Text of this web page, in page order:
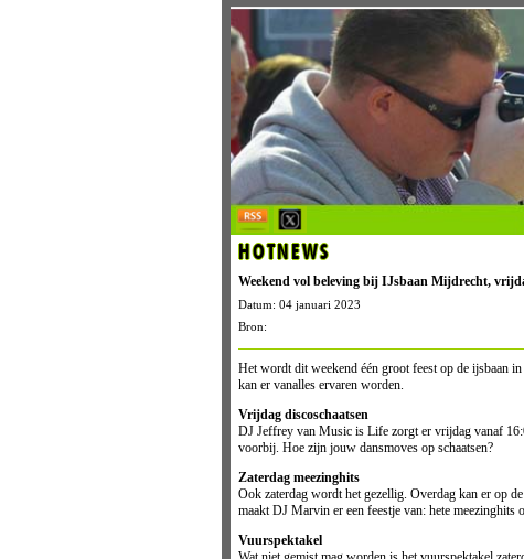
HOTNEWS
Weekend vol beleving bij IJsbaan Mijdrecht,
Datum: 04 januari 2023
Bron:
Het wordt dit weekend één groot feest op de ijsbaan
kan er vanalles ervaren worden.
Vrijdag discoschaatsen
DJ Jeffrey van Music is Life zorgt er vrijdag vanaf
voorbij. Hoe zijn jouw dansmoves op schaatsen?
Zaterdag meezinghits
Ook zaterdag wordt het gezellig. Overdag kan er op
maakt DJ Marvin er een feestje van: hete meezinghits
Vuurspektakel